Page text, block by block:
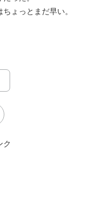
ょっとまだ早い。
ク